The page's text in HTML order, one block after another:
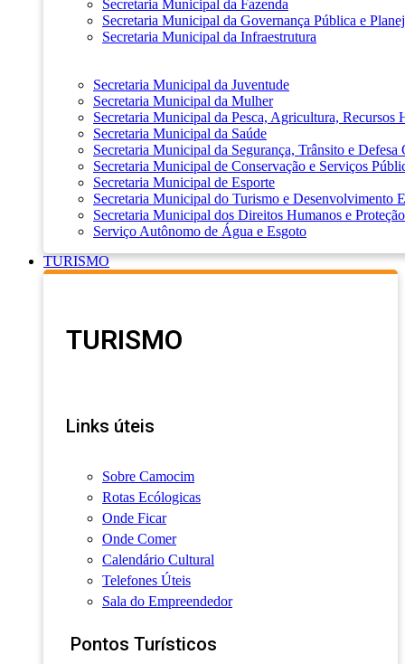
Secretaria Municipal da Fazenda
Secretaria Municipal da Governança Pública e
Secretaria Municipal da Infraestrutura
Secretaria Municipal da Juventude
Secretaria Municipal da Mulher
Secretaria Municipal da Pesca, Agricultura, Recursos
Secretaria Municipal da Saúde
Secretaria Municipal da Segurança, Trânsito e Defesa
Secretaria Municipal de Conservação e Serviços
Secretaria Municipal de Esporte
Secretaria Municipal do Turismo e Desenvolvimento
Secretaria Municipal dos Direitos Humanos e
Serviço Autônomo de Água e Esgoto
TURISMO
TURISMO
Links úteis
Sobre Camocim
Rotas Ecólogicas
Onde Ficar
Onde Comer
Calendário Cultural
Telefones Úteis
Sala do Empreendedor
Pontos Turísticos